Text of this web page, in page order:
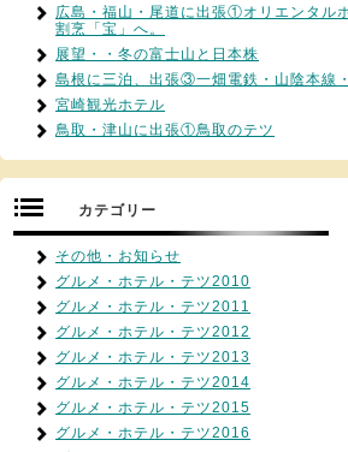
広島・福山・尾道に出張①オリエンタル
割烹「宝」へ。
展望・・冬の富士山と日本株
島根に三泊、出張③一畑電鉄・山陰本線
宮崎観光ホテル
鳥取・津山に出張①鳥取のテツ
カテゴリー
その他・お知らせ
グルメ・ホテル・テツ2010
グルメ・ホテル・テツ2011
グルメ・ホテル・テツ2012
グルメ・ホテル・テツ2013
グルメ・ホテル・テツ2014
グルメ・ホテル・テツ2015
グルメ・ホテル・テツ2016